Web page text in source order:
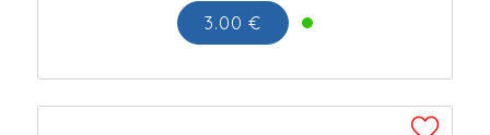
3.00 €